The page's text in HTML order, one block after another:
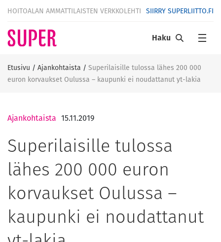
HOITOALAN AMMATTILAISTEN VERKKOLEHTI SIIRRY SUPERLIITTO.FI
Haku
Etusivu / Ajankohtaista / Superilaisille tulossa lähes 200 000
euron korvaukset Oulussa – kaupunki ei noudattanut yt-lakia
Ajankohtaista 15.11.2019
Superilaisille tulossa
lähes 200 000 euron
korvaukset Oulussa –
kaupunki ei noudattanut